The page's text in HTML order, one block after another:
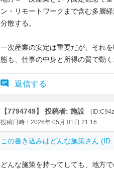
ン・リモートワークまで含む多層
分散する。
一次産業の安定は重要だが、それ
態も、仕事の中身と所得の質で動
返信する
【7794749】 投稿者: 施設
投稿日時：2026年 05月 01日 21:16
この書き込みはどんな施策さん
どんな施策を持ってしても、地方